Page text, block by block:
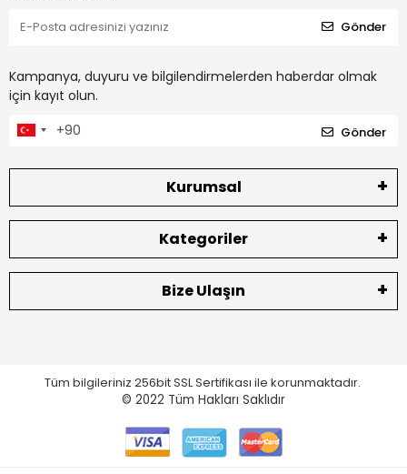
Gönder
Kampanya, duyuru ve bilgilendirmelerden haberdar olmak
için kayıt olun.
Gönder
Kurumsal
Kategoriler
Bize Ulaşın
Tüm bilgileriniz 256bit SSL Sertifikası ile korunmaktadır.
© 2022 Tüm Hakları Saklıdır